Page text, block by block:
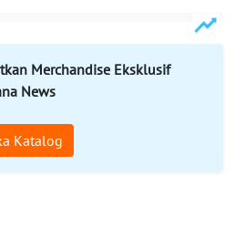
Merchandise Eksklusif
News
Katalog